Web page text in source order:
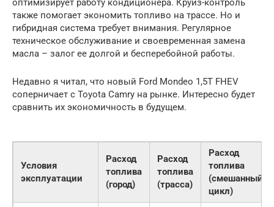
оптимизирует работу кондиционера. Круиз-контроль
также помогает экономить топливо на трассе. Но и
гибридная система требует внимания. Регулярное
техническое обслуживание и своевременная замена
масла – залог ее долгой и бесперебойной работы.
Недавно я читал, что новый Ford Mondeo 1,5T FHEV
соперничает с Toyota Camry на рынке. Интересно будет
сравнить их экономичность в будущем.
Условия
эксплуатации
Расход
топлива
(город)
Расход
топлива
(трасса)
Расход
топлива
(смешанный
цикл)